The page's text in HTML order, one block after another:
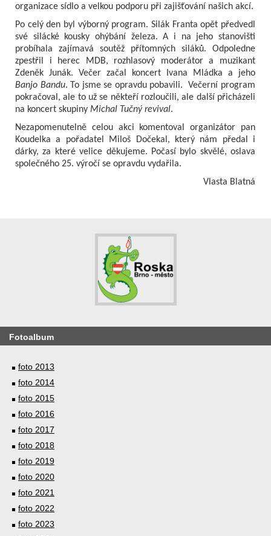
organizace sídlo a velkou podporu při zajišťování našich akcí.
Po celý den byl výborný program. Silák Franta opět předvedl
své silácké kousky ohýbání železa. A i na jeho stanovišti
probíhala zajímavá soutěž přítomných siláků. Odpoledne
zpestřil i herec MDB, rozhlasový moderátor a muzikant
Zdeněk Junák. Večer začal koncert Ivana Mládka a jeho
Banjo Bandu. To jsme se opravdu pobavili. Večerní program
pokračoval, ale to už se někteří rozloučili, ale další přicházeli
na koncert skupiny Michal Tučný revival.
Nezapomenutelně celou akci komentoval organizátor pan
Koudelka a pořadatel Miloš Dočekal, který nám předal i
dárky, za které velice děkujeme. Počasí bylo skvělé, oslava
společného 25. výročí se opravdu vydařila.
Vlasta Blatná
Fotoalbum
foto 2013
foto 2014
foto 2015
foto 2016
foto 2017
foto 2018
foto 2019
foto 2020
foto 2021
foto 2022
foto 2023